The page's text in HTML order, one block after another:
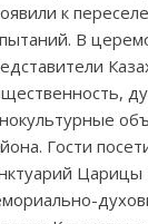
к
В
Гости